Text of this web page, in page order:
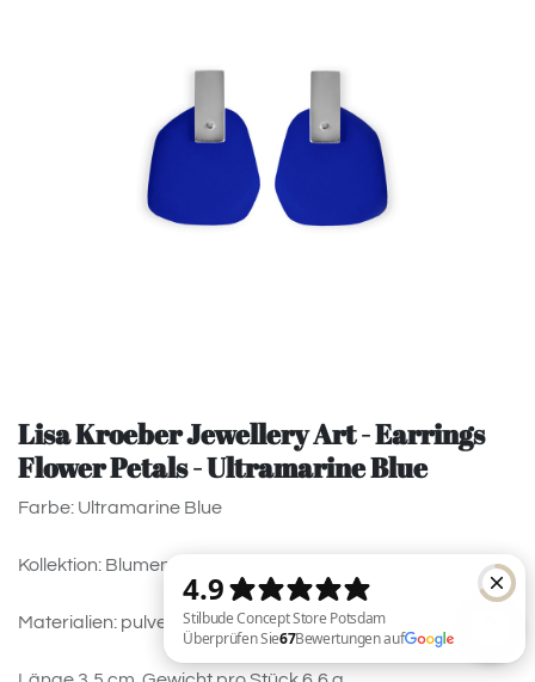
Lisa Kroeber Jewellery Art - Earrings
Flower Petals - Ultramarine Blue
Farbe: Ultramarine Blue
Kollektion: Blumenblätter
Materialien: pulverbeschichtetes Messing, Sterlingsilber.